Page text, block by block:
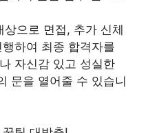
으로 면접, 추가 신체
하여 최종 합격자를
자신감 있고 성실한
문을 열어줄 수 있습니